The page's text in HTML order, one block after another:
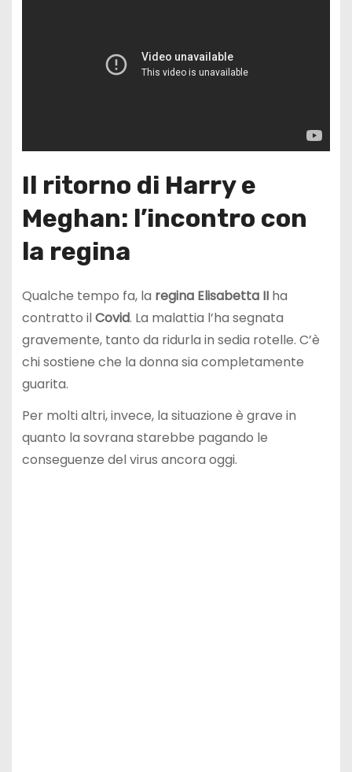
Il ritorno di Harry e
Meghan: l’incontro con
la regina
Qualche tempo fa, la regina Elisabetta IIha
contratto ilCovid. La malattia l’ha segnata
gravemente, tanto da ridurla in sedia rotelle. C’è
chi sostiene che la donna sia completamente
guarita.
Per molti altri, invece, la situazione è grave in
quanto la sovrana starebbe pagando le
conseguenze del virus ancora oggi.